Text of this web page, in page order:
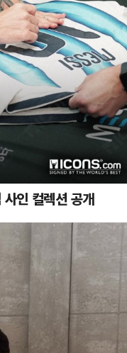
인 컬렉션 공개